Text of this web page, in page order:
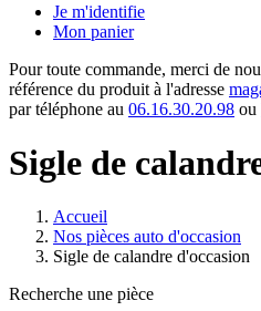
Je m'identifie
Mon panier
Pour toute commande, merci de
référence du produit à l'adresse
par téléphone au 06.16.30.20.98 ou
Sigle de
Accueil
Nos pièces auto d'occasion
Sigle de calandre d'occasion
Recherche une pièce